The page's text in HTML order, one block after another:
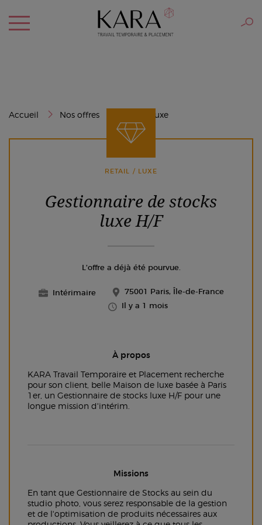
Accueil Nos offres Retail / Luxe
RETAIL / LUXE
Gestionnaire de stocks
luxe H/F
L’offre a déjà été pourvue.
Intérimaire
75001 Paris, Île-de-France
Il y a 1 mois
À propos
KARA Travail Temporaire et Placement recherche
pour son client, belle Maison de luxe basée à Paris
1er, un Gestionnaire de stocks luxe H/F pour une
longue mission d'intérim.
Missions
En tant que Gestionnaire de Stocks au sein du
studio photo, vous serez responsable de la gestion
et de l'optimisation de produits nécessaires aux